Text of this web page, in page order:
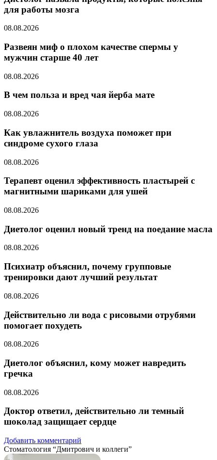
для работы мозга
08.08.2026
Развеян миф о плохом качестве спермы у
мужчин старше 40 лет
08.08.2026
В чем польза и вред чая йерба мате
08.08.2026
Как увлажнитель воздуха поможет при
синдроме сухого глаза
08.08.2026
Терапевт оценил эффективность пластырей с
магнитными шариками для ушей
08.08.2026
Диетолог оценил новый тренд на поедание масла
08.08.2026
Психиатр объяснил, почему групповые
тренировки дают лучший результат
08.08.2026
Действительно ли вода с рисовыми отрубями
помогает похудеть
08.08.2026
Диетолог объяснил, кому может навредить
гречка
08.08.2026
Доктор ответил, действительно ли темный
шоколад защищает сердце
Добавить комментарий
Стоматология “Дмитрович и коллеги”